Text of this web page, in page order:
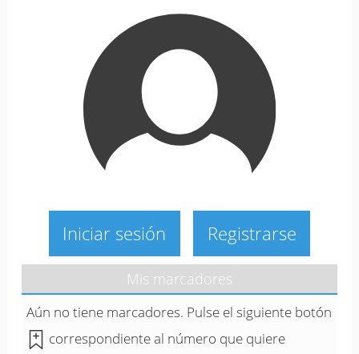
Iniciar sesión Registrarse
Mis marcadores
Aún no tiene marcadores. Pulse el siguiente botón
correspondiente al número que quiere